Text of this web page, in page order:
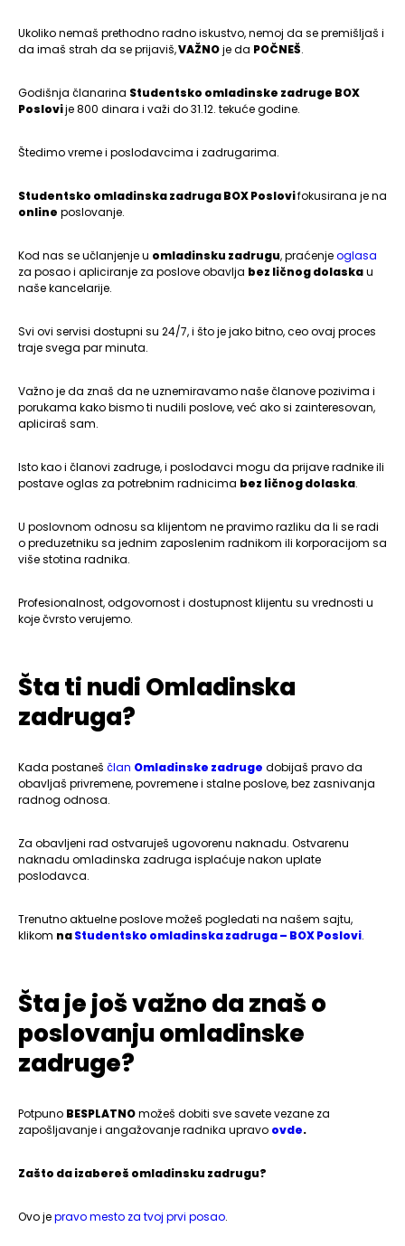
Ukoliko nemaš prethodno radno iskustvo, nemoj da se premišljaš i
da imaš strah da se prijaviš,VAŽNOje da POČNEŠ.
Godišnja članarina Studentsko omladinske zadruge BOX
Poslovije 800 dinara i važi do 31.12. tekuće godine.
Štedimo vreme i poslodavcima i zadrugarima.
Studentsko omladinska zadruga BOX Poslovifokusirana je na
online poslovanje.
Kod nas se učlanjenje u omladinsku zadrugu, praćenjeoglasa
za posao i apliciranje za poslove obavlja bez ličnog dolaskau
naše kancelarije.
Svi ovi servisi dostupni su 24/7, i što je jako bitno, ceo ovaj proces
traje svega par minuta.
Važno je da znaš da ne uznemiravamo naše članove pozivima i
porukama kako bismo ti nudili poslove, već ako si zainteresovan,
apliciraš sam.
Isto kao i članovi zadruge, i poslodavci mogu da prijave radnike ili
postave oglas za potrebnim radnicima bez ličnog dolaska.
U poslovnom odnosu sa klijentom ne pravimo razliku da li se radi
o preduzetniku sa jednim zaposlenim radnikom ili korporacijom sa
više stotina radnika.
Profesionalnost, odgovornost i dostupnost klijentu su vrednosti u
koje čvrsto verujemo.
Šta ti nudi Omladinska
zadruga?
Kada postaneš član Omladinske zadruge dobijaš pravo da
obavljaš privremene, povremene i stalne poslove, bez zasnivanja
radnog odnosa.
Za obavljeni rad ostvaruješ ugovorenu naknadu. Ostvarenu
naknadu omladinska zadruga isplaćuje nakon uplate
poslodavca.
Trenutno aktuelne poslove možeš pogledati na našem sajtu,
klikom naStudentsko omladinska zadruga – BOX Poslovi.
Šta je još važno da znaš o
poslovanju omladinske
zadruge?
Potpuno BESPLATNOmožeš dobiti sve savete vezane za
zapošljavanje i angažovanje radnika upravo ovde.
Zašto da izabereš omladinsku zadrugu?
Ovo jepravo mesto za tvoj prvi posao.